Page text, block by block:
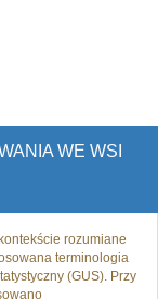
WE WSI
rozumiane
terminologia
(GUS). Przy